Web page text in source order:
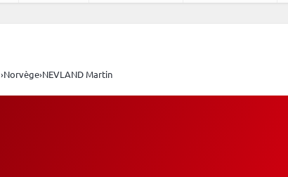
›Norvège›NEVLAND Martin